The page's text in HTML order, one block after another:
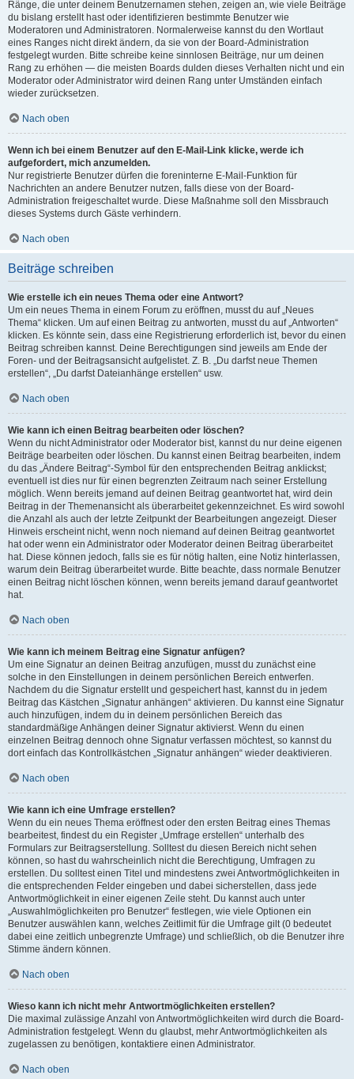
Ränge, die unter deinem Benutzernamen stehen, zeigen an, wie viele Beiträge
du bislang erstellt hast oder identifizieren bestimmte Benutzer wie
Moderatoren und Administratoren. Normalerweise kannst du den Wortlaut
eines Ranges nicht direkt ändern, da sie von der Board-Administration
festgelegt wurden. Bitte schreibe keine sinnlosen Beiträge, nur um deinen
Rang zu erhöhen — die meisten Boards dulden dieses Verhalten nicht und ein
Moderator oder Administrator wird deinen Rang unter Umständen einfach
wieder zurücksetzen.
Nach oben
Wenn ich bei einem Benutzer auf den E-Mail-Link klicke, werde ich
aufgefordert, mich anzumelden.
Nur registrierte Benutzer dürfen die foreninterne E-Mail-Funktion für
Nachrichten an andere Benutzer nutzen, falls diese von der Board-
Administration freigeschaltet wurde. Diese Maßnahme soll den Missbrauch
dieses Systems durch Gäste verhindern.
Nach oben
Beiträge schreiben
Wie erstelle ich ein neues Thema oder eine Antwort?
Um ein neues Thema in einem Forum zu eröffnen, musst du auf „Neues
Thema“ klicken. Um auf einen Beitrag zu antworten, musst du auf „Antworten“
klicken. Es könnte sein, dass eine Registrierung erforderlich ist, bevor du einen
Beitrag schreiben kannst. Deine Berechtigungen sind jeweils am Ende der
Foren- und der Beitragsansicht aufgelistet. Z. B. „Du darfst neue Themen
erstellen“, „Du darfst Dateianhänge erstellen“ usw.
Nach oben
Wie kann ich einen Beitrag bearbeiten oder löschen?
Wenn du nicht Administrator oder Moderator bist, kannst du nur deine eigenen
Beiträge bearbeiten oder löschen. Du kannst einen Beitrag bearbeiten, indem
du das „Ändere Beitrag“-Symbol für den entsprechenden Beitrag anklickst;
eventuell ist dies nur für einen begrenzten Zeitraum nach seiner Erstellung
möglich. Wenn bereits jemand auf deinen Beitrag geantwortet hat, wird dein
Beitrag in der Themenansicht als überarbeitet gekennzeichnet. Es wird sowohl
die Anzahl als auch der letzte Zeitpunkt der Bearbeitungen angezeigt. Dieser
Hinweis erscheint nicht, wenn noch niemand auf deinen Beitrag geantwortet
hat oder wenn ein Administrator oder Moderator deinen Beitrag überarbeitet
hat. Diese können jedoch, falls sie es für nötig halten, eine Notiz hinterlassen,
warum dein Beitrag überarbeitet wurde. Bitte beachte, dass normale Benutzer
einen Beitrag nicht löschen können, wenn bereits jemand darauf geantwortet
hat.
Nach oben
Wie kann ich meinem Beitrag eine Signatur anfügen?
Um eine Signatur an deinen Beitrag anzufügen, musst du zunächst eine
solche in den Einstellungen in deinem persönlichen Bereich entwerfen.
Nachdem du die Signatur erstellt und gespeichert hast, kannst du in jedem
Beitrag das Kästchen „Signatur anhängen“ aktivieren. Du kannst eine Signatur
auch hinzufügen, indem du in deinem persönlichen Bereich das
standardmäßige Anhängen deiner Signatur aktivierst. Wenn du einen
einzelnen Beitrag dennoch ohne Signatur verfassen möchtest, so kannst du
dort einfach das Kontrollkästchen „Signatur anhängen“ wieder deaktivieren.
Nach oben
Wie kann ich eine Umfrage erstellen?
Wenn du ein neues Thema eröffnest oder den ersten Beitrag eines Themas
bearbeitest, findest du ein Register „Umfrage erstellen“ unterhalb des
Formulars zur Beitragserstellung. Solltest du diesen Bereich nicht sehen
können, so hast du wahrscheinlich nicht die Berechtigung, Umfragen zu
erstellen. Du solltest einen Titel und mindestens zwei Antwortmöglichkeiten in
die entsprechenden Felder eingeben und dabei sicherstellen, dass jede
Antwortmöglichkeit in einer eigenen Zeile steht. Du kannst auch unter
„Auswahlmöglichkeiten pro Benutzer“ festlegen, wie viele Optionen ein
Benutzer auswählen kann, welches Zeitlimit für die Umfrage gilt (0 bedeutet
dabei eine zeitlich unbegrenzte Umfrage) und schließlich, ob die Benutzer ihre
Stimme ändern können.
Nach oben
Wieso kann ich nicht mehr Antwortmöglichkeiten erstellen?
Die maximal zulässige Anzahl von Antwortmöglichkeiten wird durch die Board-
Administration festgelegt. Wenn du glaubst, mehr Antwortmöglichkeiten als
zugelassen zu benötigen, kontaktiere einen Administrator.
Nach oben